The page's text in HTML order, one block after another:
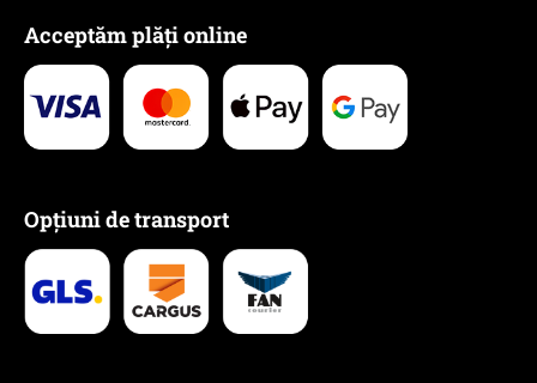
Acceptăm plăți online
Opțiuni de transport